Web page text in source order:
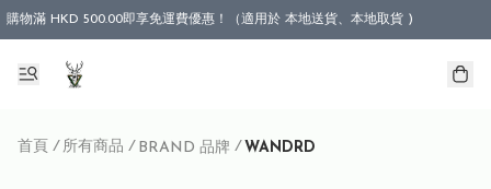
購物滿 HKD 500.00即享免運費優惠！（適用於 本地送貨、本地取貨 )
首頁 / 所有商品 / BRAND 品牌 / WANDRD